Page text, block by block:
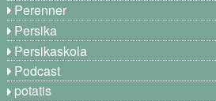
Perenner
Persika
Persikaskola
Podcast
potatis